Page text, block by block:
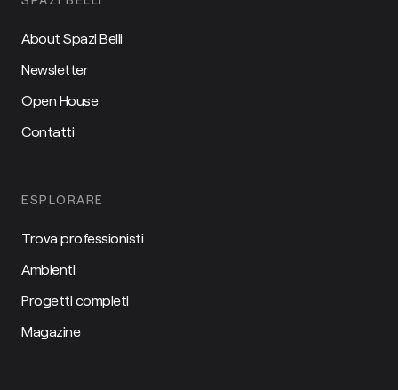
About Spazi Belli
Newsletter
Open House
Contatti
ESPLORARE
Trova professionisti
Ambienti
Progetti completi
Magazine